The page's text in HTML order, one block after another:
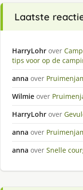
Laatste
HarryLohr over
tips voor op de
anna over
Wilmie over
HarryLohr over
anna over
anna over Snelle